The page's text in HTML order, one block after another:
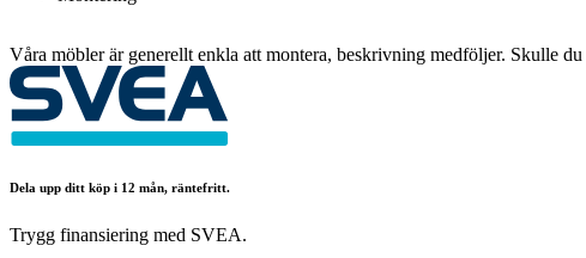
Våra möbler är generellt enkla att montera, beskrivning medföljer. Skulle
Dela upp ditt köp i 12 mån, räntefritt.
Trygg finansiering med SVEA.